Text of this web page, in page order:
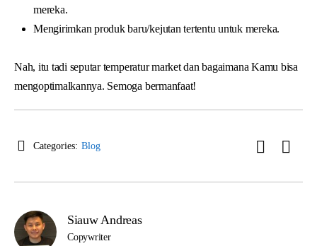
mereka.
Mengirimkan produk baru/kejutan tertentu untuk mereka.
Nah, itu tadi seputar temperatur market dan bagaimana Kamu bisa
mengoptimalkannya. Semoga bermanfaat!
Categories: Blog
Siauw Andreas
Copywriter